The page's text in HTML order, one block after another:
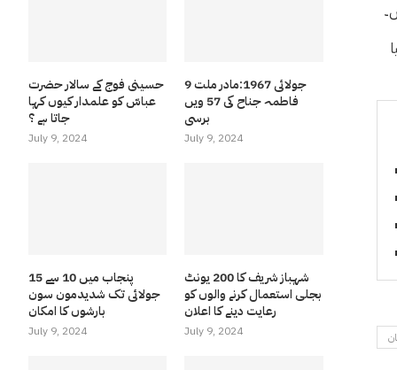
حسینی فوج کے سالار حضرت
عباسّ کو علمدار کیوں کہا
جاتا ہے ؟
July 9, 2024
9 جولائی 1967:مادر ملت
فاطمہ جناح کی 57 ویں
برسی
July 9, 2024
پنجاب میں 10 سے 15
جولائی تک شدیدمون سون
بارشوں کا امکان
July 9, 2024
شہباز شریف کا 200 یونٹ
بجلی استعمال کرنے والوں کو
رعایت دینے کا اعلان
July 9, 2024